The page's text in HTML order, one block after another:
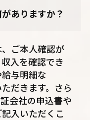
ありますか？
ご本人確認が
入を確認でき
与明細な
だきます。さら
会社の申込書や
入いただくこ